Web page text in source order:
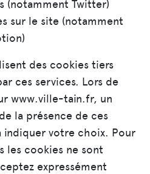
(notamment Twitter)
sur le site (notamment
des cookies tiers
ces services. Lors de
www.ville-tain.fr, un
la présence de ces
indiquer votre choix. Pour
les cookies ne sont
expressément